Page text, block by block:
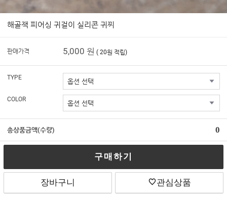
해골잭 피어싱 귀걸이 실리콘 귀찌
판매가격 5,000 원 ( 20원 적립)
TYPE
COLOR
총상품금액(수량) 0
구매하기
장바구니 관심상품